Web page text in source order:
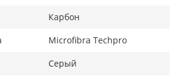
Карбон
Microfibra Techpro
Серый